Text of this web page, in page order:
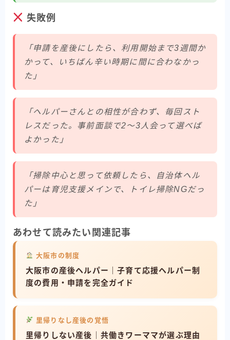
失敗例
「申請を産後にしたら、利用開始まで3週間か
かって、いちばん辛い時期に間に合わなかっ
た」
「ヘルパーさんとの相性が合わず、毎回スト
レスだった。事前面談で2〜3人会って選べば
よかった」
「掃除中心と思って依頼したら、自治体ヘル
パーは育児支援メインで、トイレ掃除NGだっ
た」
あわせて読みたい関連記事
大阪市の制度
大阪市の産後ヘルパー｜子育て応援ヘルパー制
度の費用・申請を完全ガイド
里帰りなし産後の覚悟
里帰りしない産後｜共働きワーママが選ぶ理由